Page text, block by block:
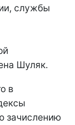
службы
Шуляк.
в
зачислению